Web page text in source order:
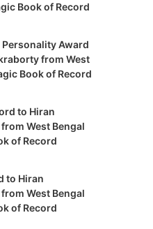
Book of Record
Award
from West
Book of Record
to Hiran
West Bengal
of Record
to Hiran
West Bengal
of Record